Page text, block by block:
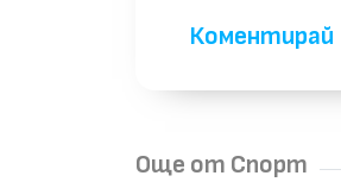
Коментирай
Още от Спорт